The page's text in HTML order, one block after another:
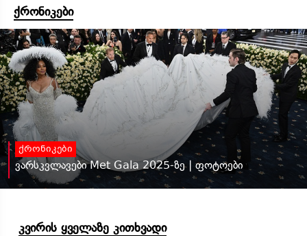
ქრონიკები
ქრონიკები
ვარსკვლავები Met Gala 2025-ზე | ფოტოები
კვირის ყველაზე კითხვადი